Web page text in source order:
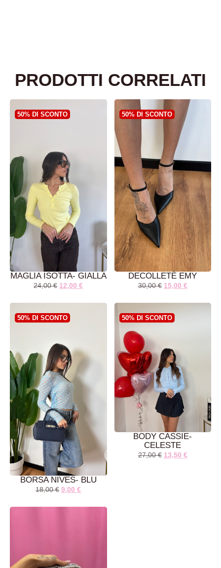
PRODOTTI CORRELATI
50% DI SCONTO
MAGLIA ISOTTA- GIALLA
24,00€ 12,00€
CARRELLO
50% DI SCONTO
DECOLLETÈ EMY
30,00€ 15,00 €
CARRELLO
50% DI SCONTO
BORSA NIVES- BLU
18,00€ 9,00€
50% DI SCONTO
BODY CASSIE-
CELESTE
27,00€ 13,50 €